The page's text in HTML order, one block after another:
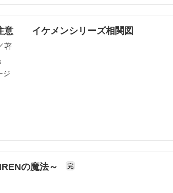
意 イケメンシリーズ相関図
著
ジ
の魔法～ 完